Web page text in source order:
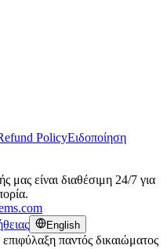
PolicyΕιδοποίηση
μας είναι διαθέσιμη 24/7 για
English
παντός δικαιώματος